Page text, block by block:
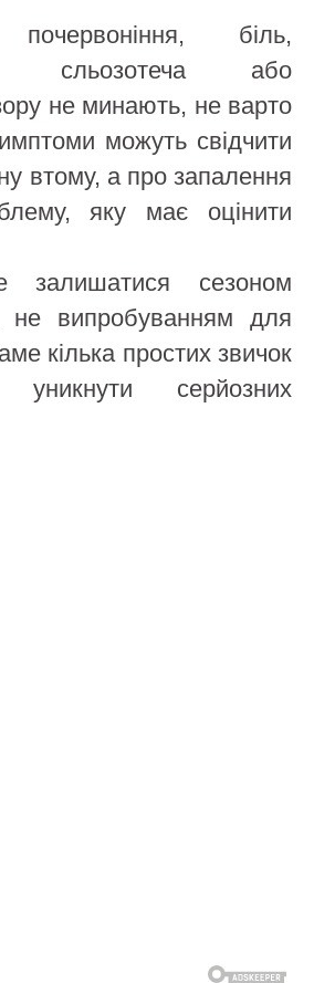
біль,
сльозотеча або
не минають, не варто
можуть свідчити
втому, а про запалення
яку має оцінити
залишатися сезоном
не випробуванням для
кілька простих звичок
уникнути серйозних